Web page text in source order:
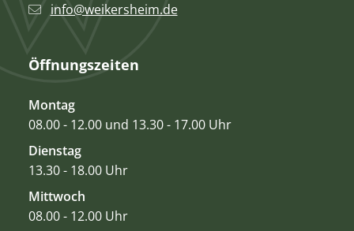
info@weikersheim.de
Öffnungszeiten
Montag
08.00 - 12.00 und 13.30 - 17.00 Uhr
Dienstag
13.30 - 18.00 Uhr
Mittwoch
08.00 - 12.00 Uhr